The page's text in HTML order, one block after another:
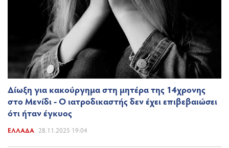
Δίωξη για κακούργημα στη μητέρα της 14χρονης
στο Μενίδι - Ο ιατροδικαστής δεν έχει επιβεβαιώσει
ότι ήταν έγκυος
ΕΛΛΆΔΑ 28.11.2025 19:04